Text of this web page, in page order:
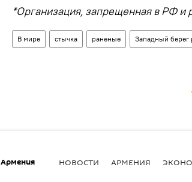
*Организация, запрещенная в РФ и
В мире стычка раненые Западный берег
Армения НОВОСТИ АРМЕНИЯ